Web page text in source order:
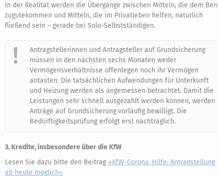
In der Realität werden die Übergänge zwischen Mitteln, die dem
zugutekommen und Mitteln, die im Privatleben helfen, natürlich
fließend sein – gerade bei Solo-Selbstständigen.
Antragstellerinnen und Antragsteller auf Grundsicherung
müssen in den nächsten sechs Monaten weder
Vermögensverhältnisse offenlegen noch ihr Vermögen
antasten. Die tatsächlichen Aufwendungen für Unterkunft
und Heizung werden als angemessen betrachtet. Damit die
Leistungen sehr schnell ausgezahlt werden können, werden
Anträge auf Grundsicherung vorläufig bewilligt. Die
Bedürftigkeitsprüfung erfolgt erst nachträglich.
3. Kredite, insbesondere über die KfW
Lesen Sie dazu bitte den Beitrag »KfW-Corona-Hilfe: Antragstellung
ab heute möglich«